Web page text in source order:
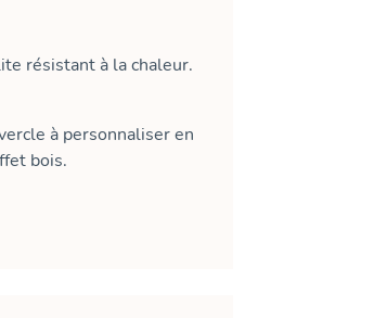
résistant à la chaleur.
à personnaliser en
bois.